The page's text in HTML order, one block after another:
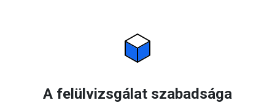
A felülvizsgálat szabadsága